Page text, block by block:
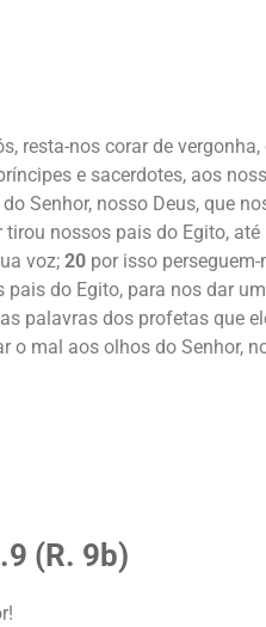
resta-nos corar de
e sacerdotes, aos
Senhor, nosso Deus, que
tirou nossos pais do Egito,
voz; 20 por isso
do Egito, para nos dar
palavras dos profetas que
o mal aos olhos do Senhor,
(R. 9b)